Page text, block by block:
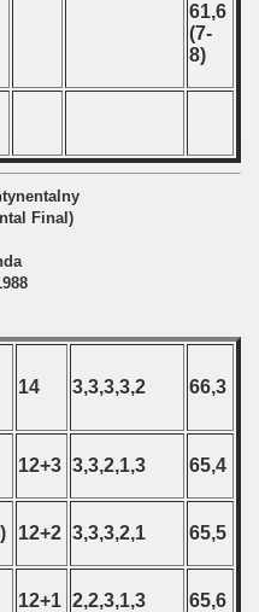
61,6
(7-
8)
Final)
14 3,3,3,3,2 66,3
12+3 3,3,2,1,3 65,4
12+2 3,3,3,2,1 65,5
12+1 2,2,3,1,3 65,6